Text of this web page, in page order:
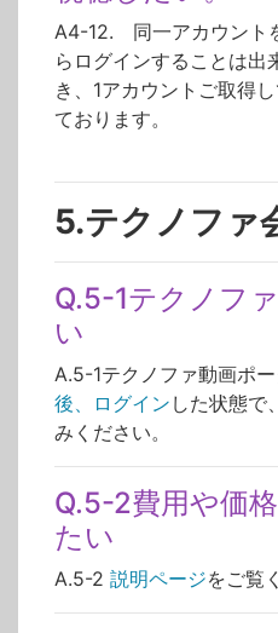
A4-12. 同一アカウント
らログインすることは出
き、1アカウントご取得
ております。
5.テクノファ
Q.5-1テクノフ
い
A.5-1テクノファ動画ポ
後、
ログイン した状態で
みください。
Q.5-2費用や価
たい
A.5-2 説明ページをご覧